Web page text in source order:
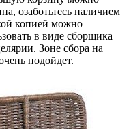
озаботьтесь наличием
копией можно
в виде сборщика
Зоне сбора на
подойдет.